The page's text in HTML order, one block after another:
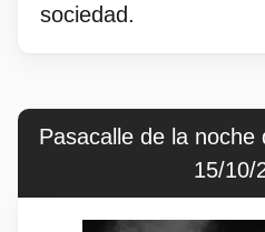
sociedad.
Pasacalle de la
15/10/